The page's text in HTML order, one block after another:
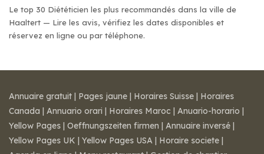
Le top 30 Diététicien les plus recommandés dans la ville de
Haaltert — Lire les avis, vérifiez les dates disponibles et
réservez en ligne ou par téléphone.
Annuaire gratuit | Pages jaune | Horaires Suisse | Horaires
Canada | Annuario orari | Horaires Maroc | Anuario-horario |
Yellow Pages | Oeffnungszeiten firmen | Annuaire inversé |
Yellow Pages UK | Yellow Pages USA | Horaire societe |